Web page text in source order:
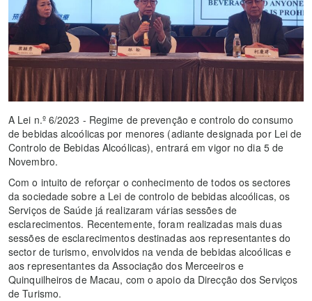
A Lei n.º 6/2023 - Regime de prevenção e controlo do consumo
de bebidas alcoólicas por menores (adiante designada por Lei de
Controlo de Bebidas Alcoólicas), entrará em vigor no dia 5 de
Novembro.
Com o intuito de reforçar o conhecimento de todos os sectores
da sociedade sobre a Lei de controlo de bebidas alcoólicas, os
Serviços de Saúde já realizaram várias sessões de
esclarecimentos. Recentemente, foram realizadas mais duas
sessões de esclarecimentos destinadas aos representantes do
sector de turismo, envolvidos na venda de bebidas alcoólicas e
aos representantes da Associação dos Merceeiros e
Quinquilheiros de Macau, com o apoio da Direcção dos Serviços
de Turismo.